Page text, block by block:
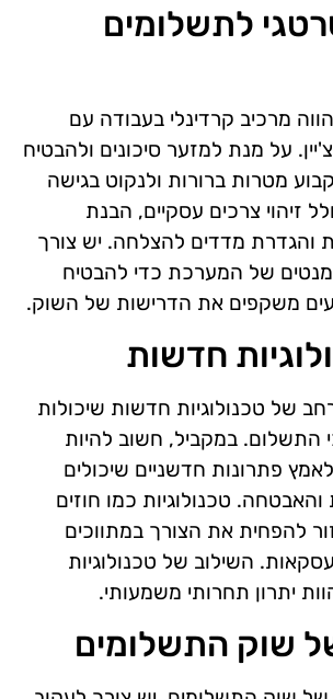
לתשלומים
מרכיב קרדינלי בעבודה עם
על מנת למזער סיכונים ולהבטיח
מטרות ברורות ולנקוט בגישה
זיהוי צרכים עסקיים, הבנת
והגדרת מדדים להצלחה. יש צורך
של המערכת כדי להבטיח
משקפים את הדרישות של השוק.
חדשות
של טכנולוגיות חדשות שיכולות
התשלום. במקביל, חשוב להיות
פתרונות חדשניים שיכולים
טכנולוגיות כמו חוזים
להפחית את הצורך במתווכים
השילוב של טכנולוגיות
יתרון תחרותי משמעותי.
שוק התשלומים